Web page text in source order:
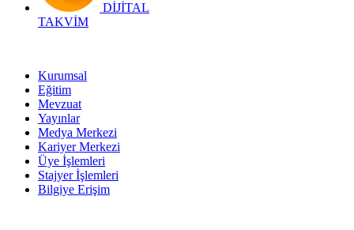
DİJİTAL
TAKVİM
Kurumsal
Eğitim
Mevzuat
Yayınlar
Medya Merkezi
Kariyer Merkezi
Üye İşlemleri
Stajyer İşlemleri
Bilgiye Erişim